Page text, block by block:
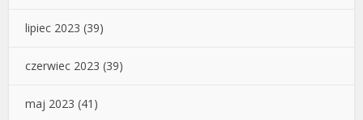
lipiec 2023 (39)
czerwiec 2023 (39)
maj 2023 (41)